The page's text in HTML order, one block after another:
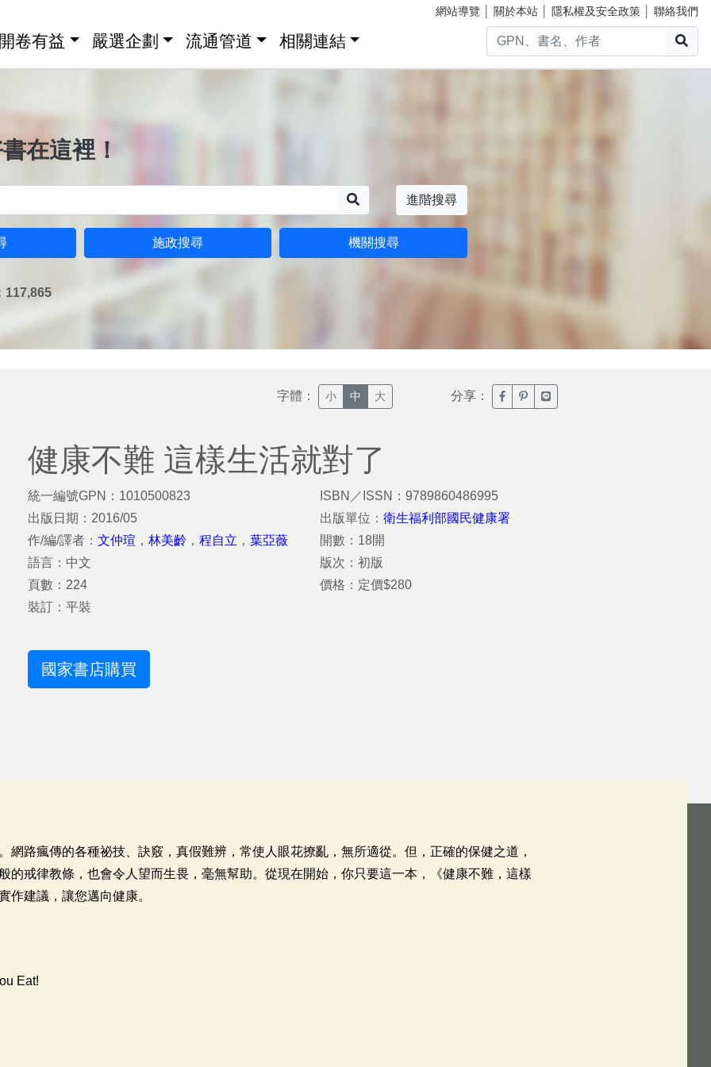
網站導覽 關於本站 隱私權及安全政策 聯絡我們
卷有益 嚴選企劃 流通管道 相關連結
在這裡！
進階搜尋
施政搜尋 機關搜尋
117,865
字體： 小 中 大 分享： 臉書分享(另開新視窗)
噗浪分享(另開新視窗)
Line分享(另開新視窗)
健康不難 這樣生活就對了
統一編號GPN：1010500823
出版日期：2016/05
作/編/譯者： 文仲瑄 ， 林美齡 ， 程自立 ， 葉亞薇
語言：中文
頁數：224
裝訂：平裝
ISBN／ISSN：9789860486995
出版單位：衛生福利部國民健康署
開數：18開
版次：初版
價格：定價$280
國家書店購買
網路瘋傳的各種祕技、訣竅，真假難辨，常使人眼花撩亂，無所適從。但，正確的保健之道，
的戒律教條，也會令人望而生畏，毫無幫助。從現在開始，你只要這一本，《健康不難，這樣
作建議，讓您邁向健康。
Eat!